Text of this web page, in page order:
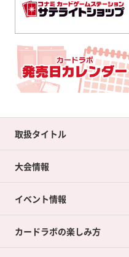
取扱タイトル
大会情報
イベント情報
カードラボの楽しみ方